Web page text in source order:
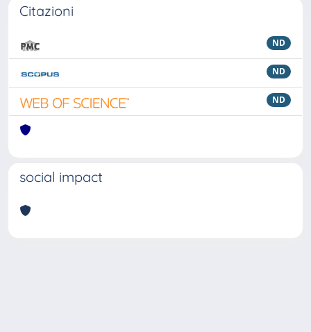
Citazioni
ND
ND
ND
social impact